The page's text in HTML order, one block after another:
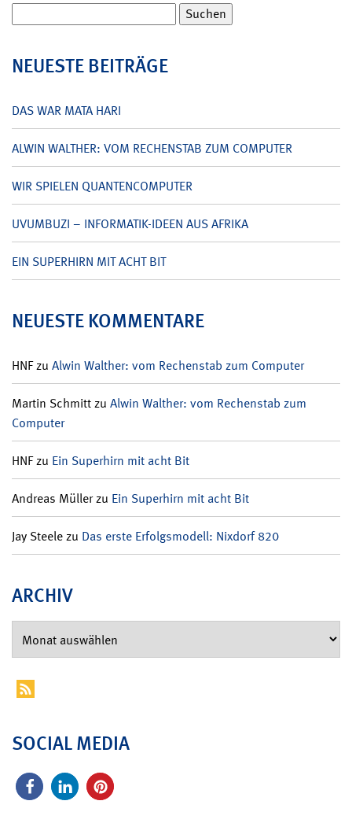
nach:
NEUESTE BEITRÄGE
DAS WAR MATA HARI
ALWIN WALTHER: VOM RECHENSTAB ZUM COMPUTER
WIR SPIELEN QUANTENCOMPUTER
UVUMBUZI – INFORMATIK-IDEEN AUS AFRIKA
EIN SUPERHIRN MIT ACHT BIT
NEUESTE KOMMENTARE
HNFzu Alwin Walther: vom Rechenstab zum Computer
Martin Schmittzu Alwin Walther: vom Rechenstab zum
Computer
HNFzu Ein Superhirn mit acht Bit
Andreas Müllerzu Ein Superhirn mit acht Bit
Jay Steelezu Das erste Erfolgsmodell: Nixdorf 820
ARCHIV
SOCIAL MEDIA